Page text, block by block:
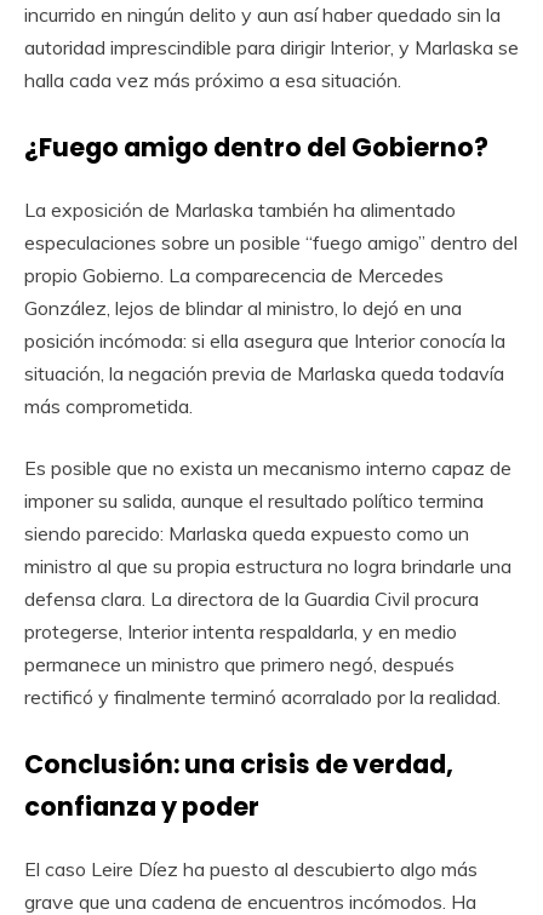
incurrido en ningún delito y aun así haber quedado sin la
autoridad imprescindible para dirigir Interior, y Marlaska se
halla cada vez más próximo a esa situación.
¿Fuego amigo dentro del Gobierno?
La exposición de Marlaska también ha alimentado
especulaciones sobre un posible “fuego amigo” dentro del
propio Gobierno. La comparecencia de Mercedes
González, lejos de blindar al ministro, lo dejó en una
posición incómoda: si ella asegura que Interior conocía la
situación, la negación previa de Marlaska queda todavía
más comprometida.
Es posible que no exista un mecanismo interno capaz de
imponer su salida, aunque el resultado político termina
siendo parecido: Marlaska queda expuesto como un
ministro al que su propia estructura no logra brindarle una
defensa clara. La directora de la Guardia Civil procura
protegerse, Interior intenta respaldarla, y en medio
permanece un ministro que primero negó, después
rectificó y finalmente terminó acorralado por la realidad.
Conclusión: una crisis de verdad,
confianza y poder
El caso Leire Díez ha puesto al descubierto algo más
grave que una cadena de encuentros incómodos. Ha